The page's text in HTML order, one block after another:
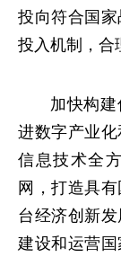
投向符合国
投入机制，合
加快构
进数字产业
信息技术全
网，打造具
台经济创新
建设和运营